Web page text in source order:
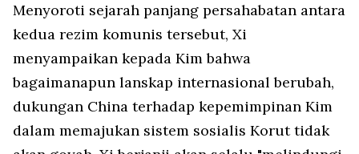
Menyoroti sejarah panjang persahabatan antara
kedua rezim komunis tersebut, Xi
menyampaikan kepada Kim bahwa
bagaimanapun lanskap internasional berubah,
dukungan China terhadap kepemimpinan Kim
dalam memajukan sistem sosialis Korut tidak